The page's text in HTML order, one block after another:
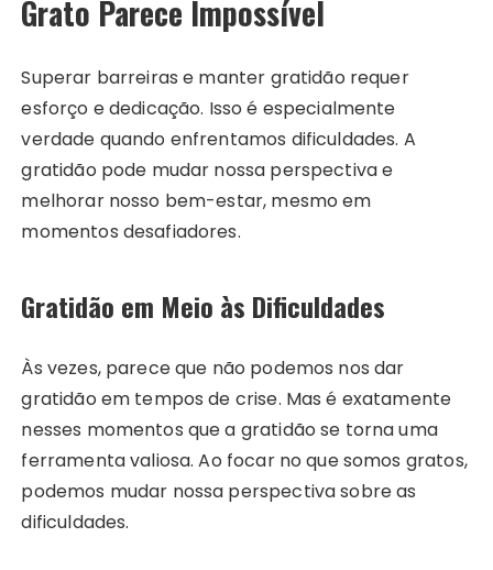
Grato Parece Impossível
Superar barreiras e manter gratidão requer
esforço e dedicação. Isso é especialmente
verdade quando enfrentamos dificuldades. A
gratidão pode mudar nossa perspectiva e
melhorar nosso bem-estar, mesmo em
momentos desafiadores.
Gratidão em Meio às Dificuldades
Às vezes, parece que não podemos nos dar
gratidão em tempos de crise. Mas é exatamente
nesses momentos que a gratidão se torna uma
ferramenta valiosa. Ao focar no que somos gratos,
podemos mudar nossa perspectiva sobre as
dificuldades.